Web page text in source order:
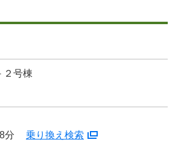
２号棟
分 乗り換え検索